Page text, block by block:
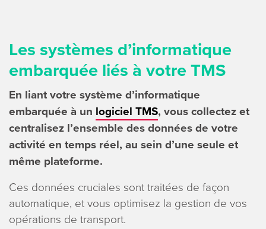
Les systèmes d’informatique
embarquée liés à votre TMS
En liant votre système d’informatique
embarquée à un logiciel TMS, vous collectez et
centralisez l’ensemble des données de votre
activité en temps réel, au sein d’une seule et
même plateforme.
Ces données cruciales sont traitées de façon
automatique, et vous optimisez la gestion de vos
opérations de transport.